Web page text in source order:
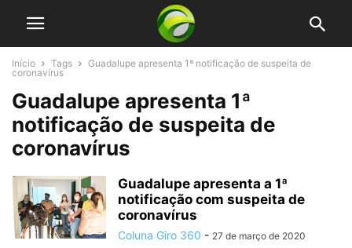
Início Tags
Guadalupe apresenta 1ª notificação de suspeita de
coronavírus
Guadalupe apresenta 1ª
notificação de suspeita de
coronavírus
Guadalupe apresenta a 1ª
notificação com suspeita de
coronavírus
Coluna Giro 360 - 27 de março de 2020